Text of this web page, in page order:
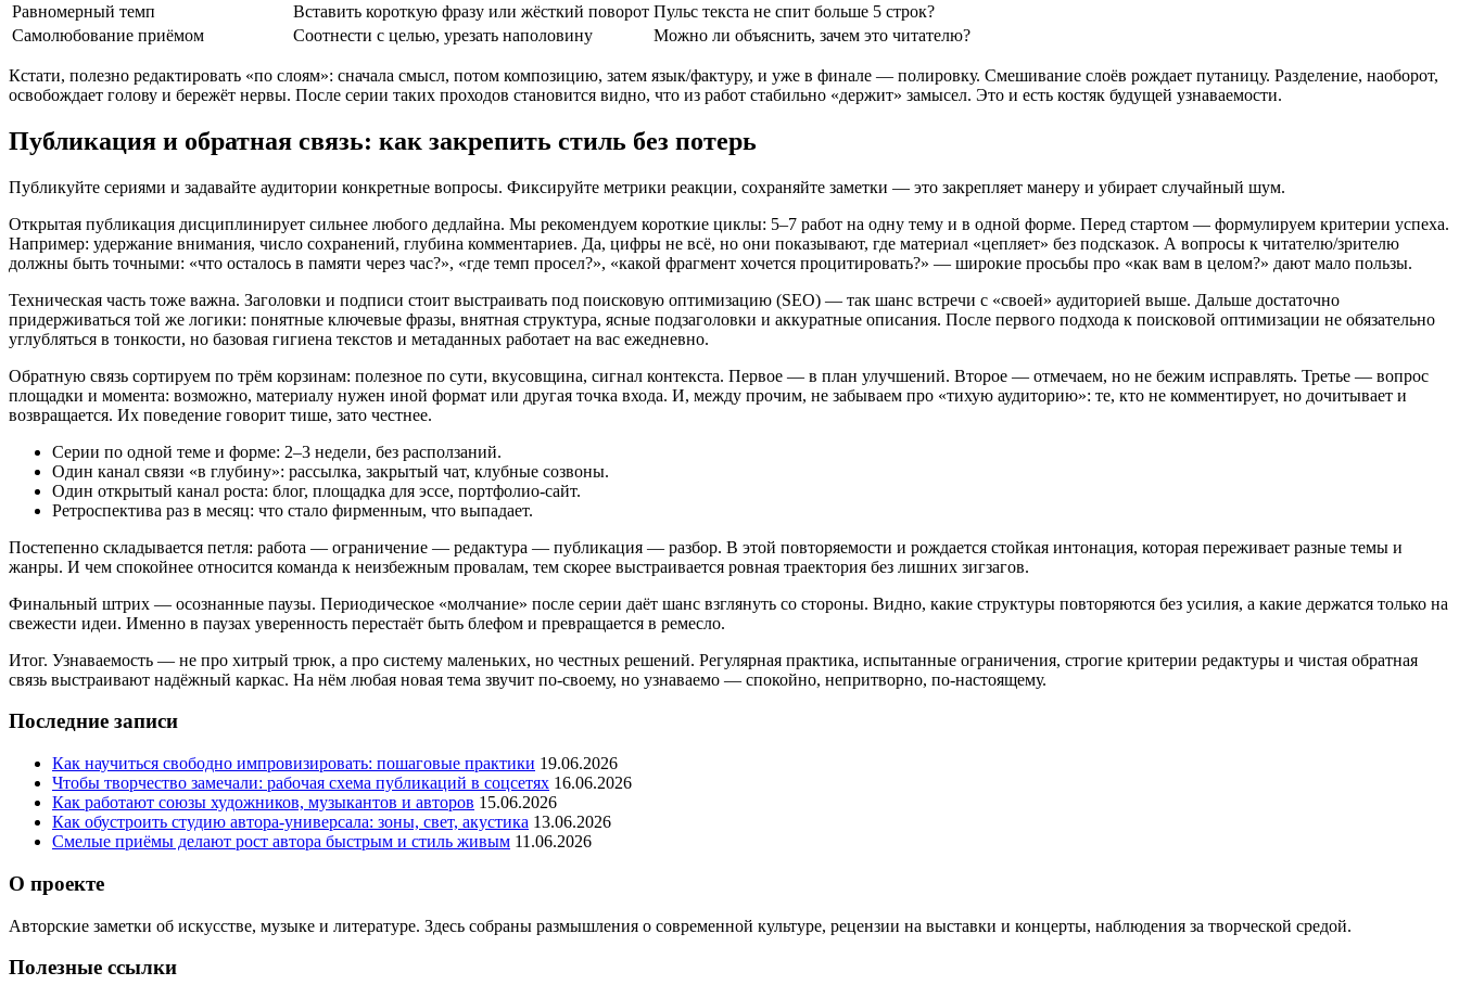
Равномерный темп
Вставить короткую фразу или жёсткий поворот Пульс текста не спит больше 5 строк?
Самолюбование приёмом
Соотнести с целью, урезать наполовину Можно ли объяснить, зачем это читателю?
Кстати, полезно редактировать «по слоям»: сначала смысл, потом композицию, затем язык/фактуру, и уже в финале — полировку. Смешивание слоёв рождает путаницу. Разделение, наоборот,
освобождает голову и бережёт нервы. После серии таких проходов становится видно, что из работ стабильно «держит» замысел. Это и есть костяк будущей узнаваемости.
Публикация и обратная связь: как закрепить стиль без потерь
Публикуйте сериями и задавайте аудитории конкретные вопросы. Фиксируйте метрики реакции, сохраняйте заметки — это закрепляет манеру и убирает случайный шум.
Открытая публикация дисциплинирует сильнее любого дедлайна. Мы рекомендуем короткие циклы: 5–7 работ на одну тему и в одной форме. Перед стартом — формулируем критерии успеха.
Например: удержание внимания, число сохранений, глубина комментариев. Да, цифры не всё, но они показывают, где материал «цепляет» без подсказок. А вопросы к читателю/зрителю
должны быть точными: «что осталось в памяти через час?», «где темп просел?», «какой фрагмент хочется процитировать?» — широкие просьбы про «как вам в целом?» дают мало пользы.
Техническая часть тоже важна. Заголовки и подписи стоит выстраивать под поисковую оптимизацию (SEO) — так шанс встречи с «своей» аудиторией выше. Дальше достаточно
придерживаться той же логики: понятные ключевые фразы, внятная структура, ясные подзаголовки и аккуратные описания. После первого подхода к поисковой оптимизации не обязательно
углубляться в тонкости, но базовая гигиена текстов и метаданных работает на вас ежедневно.
Обратную связь сортируем по трём корзинам: полезное по сути, вкусовщина, сигнал контекста. Первое — в план улучшений. Второе — отмечаем, но не бежим исправлять. Третье — вопрос
площадки и момента: возможно, материалу нужен иной формат или другая точка входа. И, между прочим, не забываем про «тихую аудиторию»: те, кто не комментирует, но дочитывает и
возвращается. Их поведение говорит тише, зато честнее.
Серии по одной теме и форме: 2–3 недели, без расползаний.
Один канал связи «в глубину»: рассылка, закрытый чат, клубные созвоны.
Один открытый канал роста: блог, площадка для эссе, портфолио-сайт.
Ретроспектива раз в месяц: что стало фирменным, что выпадает.
Постепенно складывается петля: работа — ограничение — редактура — публикация — разбор. В этой повторяемости и рождается стойкая интонация, которая переживает разные темы и
жанры. И чем спокойнее относится команда к неизбежным провалам, тем скорее выстраивается ровная траектория без лишних зигзагов.
Финальный штрих — осознанные паузы. Периодическое «молчание» после серии даёт шанс взглянуть со стороны. Видно, какие структуры повторяются без усилия, а какие держатся только на
свежести идеи. Именно в паузах уверенность перестаёт быть блефом и превращается в ремесло.
Итог. Узнаваемость — не про хитрый трюк, а про систему маленьких, но честных решений. Регулярная практика, испытанные ограничения, строгие критерии редактуры и чистая обратная
связь выстраивают надёжный каркас. На нём любая новая тема звучит по-своему, но узнаваемо — спокойно, непритворно, по-настоящему.
Последние записи
Как научиться свободно импровизировать: пошаговые практики 19.06.2026
Чтобы творчество замечали: рабочая схема публикаций в соцсетях 16.06.2026
Как работают союзы художников, музыкантов и авторов 15.06.2026
Как обустроить студию автора‑универсала: зоны, свет, акустика 13.06.2026
Смелые приёмы делают рост автора быстрым и стиль живым 11.06.2026
О проекте
Авторские заметки об искусстве, музыке и литературе. Здесь собраны размышления о современной культуре, рецензии на выставки и концерты, наблюдения за творческой средой.
Полезные ссылки